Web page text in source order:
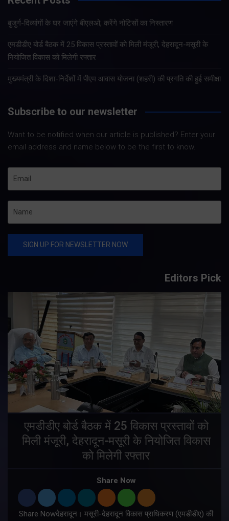
बुजुर्ग-दिव्यांगों के घर जाएंगे बीएलओ, करेंगे नोटिसों का निस्तारण
एमडीडीए बोर्ड बैठक में 25 विकास प्रस्तावों को मिली मंजूरी, देहरादून-मसूरी के
नियोजित विकास को मिलेगी रफ्तार
मुख्यमंत्री के दिशा-निर्देशों में पीएम आवास योजना (शहरी) की प्रगति की हुई समीक्षा
Subscribe to our newsletter
Want to be notified when our article is published? Enter your
email address and name below to be the first to know.
Editors Pick
एमडीडीए बोर्ड बैठक में 25 विकास प्रस्तावों को
मिली मंजूरी, देहरादून-मसूरी के नियोजित विकास
को मिलेगी रफ्तार
Share Now
Share Nowदेहरादून। मसूरी-देहरादून विकास प्राधिकरण (एमडीडीए) की